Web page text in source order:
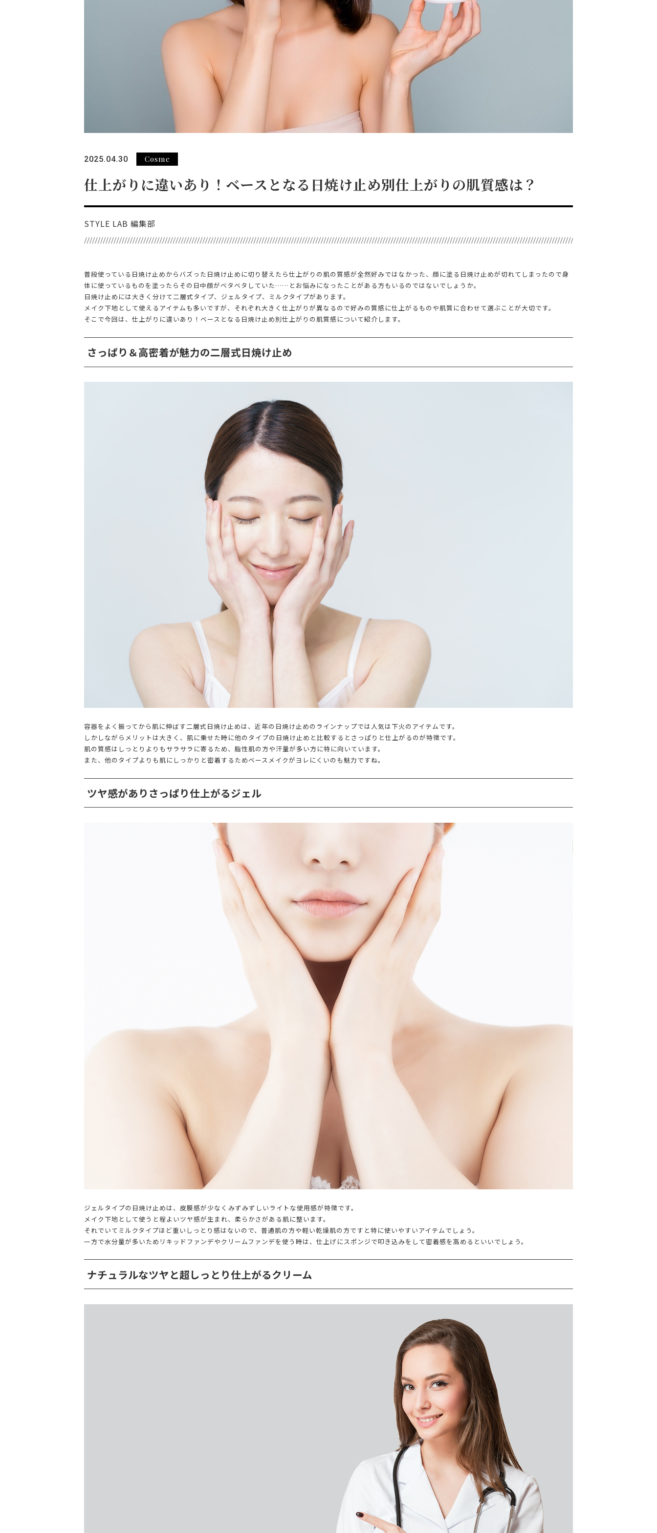
2025.04.30 Cosme
仕上がりに違いあり！ベースとなる日焼け止め別仕上がりの肌質感は？
STYLE LAB 編集部
普段使っている日焼け止めからバズった日焼け止めに切り替えたら仕上がりの肌の質感が全然好みではなかった、顔に塗る日焼け止めが切れてしまったので身
体に使っているものを塗ったらその日中顔がベタベタしていた……とお悩みになったことがある方もいるのではないでしょうか。
日焼け止めには大きく分けて二層式タイプ、ジェルタイプ、ミルクタイプがあります。
メイク下地として使えるアイテムも多いですが、それぞれ大きく仕上がりが異なるので好みの質感に仕上がるものや肌質に合わせて選ぶことが大切です。
そこで今回は、仕上がりに違いあり！ベースとなる日焼け止め別仕上がりの肌質感について紹介します。
さっぱり＆高密着が魅力の二層式日焼け止め
容器をよく振ってから肌に伸ばす二層式日焼け止めは、近年の日焼け止めのラインナップでは人気は下火のアイテムです。
しかしながらメリットは大きく、肌に乗せた時に他のタイプの日焼け止めと比較するとさっぱりと仕上がるのが特徴です。
肌の質感はしっとりよりもサラサラに寄るため、脂性肌の方や汗量が多い方に特に向いています。
また、他のタイプよりも肌にしっかりと密着するためベースメイクがヨレにくいのも魅力ですね。
ツヤ感がありさっぱり仕上がるジェル
ジェルタイプの日焼け止めは、皮膜感が少なくみずみずしいライトな使用感が特徴です。
メイク下地として使うと程よいツヤ感が生まれ、柔らかさがある肌に整います。
それでいてミルクタイプほど重いしっとり感はないので、普通肌の方や軽い乾燥肌の方ですと特に使いやすいアイテムでしょう。
一方で水分量が多いためリキッドファンデやクリームファンデを使う時は、仕上げにスポンジで叩き込みをして密着感を高めるといいでしょう。
ナチュラルなツヤと超しっとり仕上がるクリーム